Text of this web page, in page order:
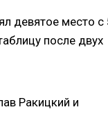
девятое место с
после двух
Ракицкий и